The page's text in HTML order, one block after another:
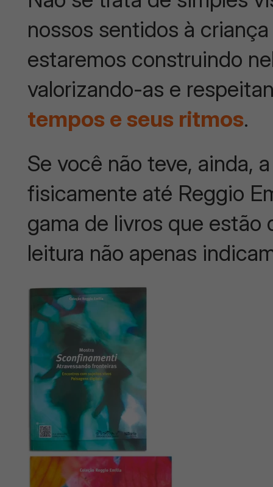
nossos sentidos à
estaremos construindo
valorizando-as e
tempos e seus ritmos.
Se você não teve, ainda,
fisicamente até Reggio
gama de livros que estão
leitura não apenas